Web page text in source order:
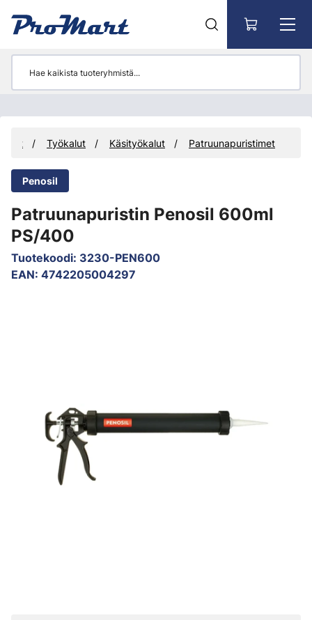
Työkalut Käsityökalut Patruunapuristimet
Penosil
Patruunapuristin Penosil 600ml
PS/400
Tuotekoodi: 3230-PEN600
EAN: 4742205004297